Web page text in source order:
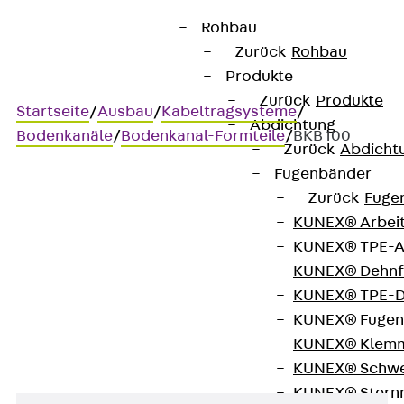
Rohbau
Zurück Rohbau
Produkte
Zurück Produkte
Abdichtung
Zurück
Fugenbänder
Zurück
KUNEX®
KUNEX®
KUNEX®
KUNEX®
KUNEX®
KUNEX®
KUNEX®
KUNEX®
Startseite/Ausbau/Kabeltragsysteme/
Bodenkanäle/Bodenkanal-Formteile/BKB 100
Bodenkanal-Bogen, Höhe =